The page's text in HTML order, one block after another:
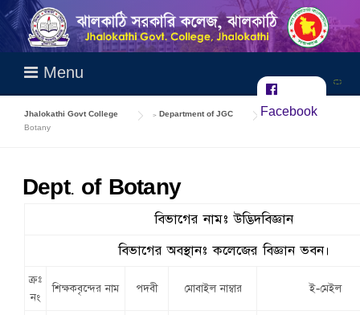
Skip
content
Menu
Facebook
Jhalokathi Govt College > Department of JGC >Dept. of
Botany
Dept. of Botany
বিভাগের নামঃ উদ্ভিদবিজ্ঞান
বিভাগের অবস্থানঃ কলেজের বিজ্ঞান ভবন।
ক্রঃ
নং
শিক্ষকবৃন্দের নাম পদবী মোবাইল নাম্বার ই-মেইল